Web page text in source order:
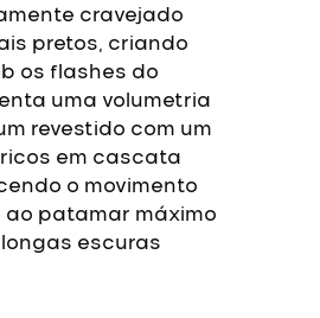
cravejado
pretos, criando
os flashes do
uma volumetria
revestido com um
em cascata
o movimento
ao patamar máximo
escuras